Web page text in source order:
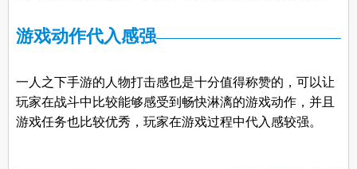
游戏动作代入感强
一人之下手游的人物打击感也是十分值得称赞的，可以让
玩家在战斗中比较能够感受到畅快淋漓的游戏动作，并且
游戏任务也比较优秀，玩家在游戏过程中代入感较强。